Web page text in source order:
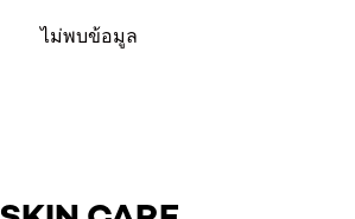
ไม่พบข้อมูล